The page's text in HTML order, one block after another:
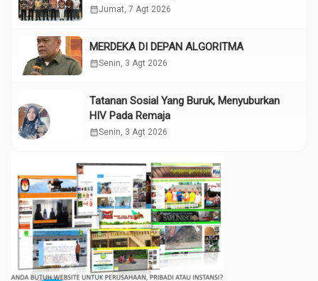
calendar_monthJumat, 7 Agt 2026
MERDEKA DI DEPAN ALGORITMA
calendar_monthSenin, 3 Agt 2026
Tatanan Sosial Yang Buruk, Menyuburkan
HIV Pada Remaja
calendar_monthSenin, 3 Agt 2026